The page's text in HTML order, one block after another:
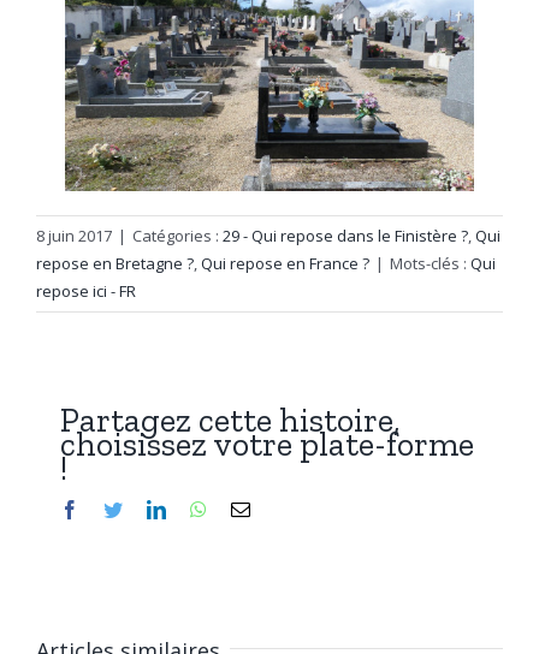
8 juin 2017 | Catégories : 29 - Qui repose dans le Finistère ?,Qui
repose en Bretagne ?,Qui repose en France ? | Mots-clés : Qui
repose ici - FR
Partagez cette histoire,
choisissez votre plate-forme
!
Facebook
TwitterLinkedInWhatsApp
Email